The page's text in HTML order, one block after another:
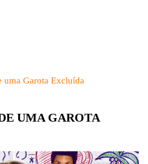
uma Garota Excluída
UMA GAROTA